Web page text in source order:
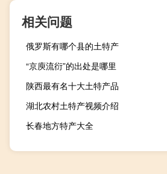
相关问题
俄罗斯有哪个县的土特产
“京庾流衍”的出处是哪里
陕西最有名十大土特产品
湖北农村土特产视频介绍
长春地方特产大全